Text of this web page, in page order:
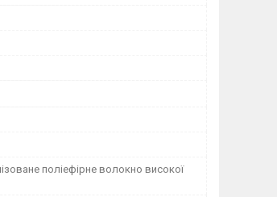
поліефірне волокно високої